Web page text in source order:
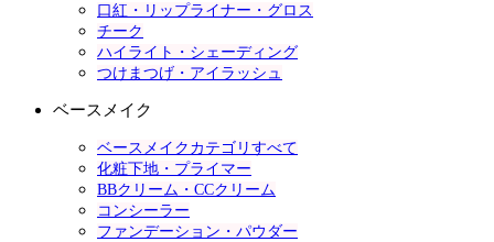
口紅・リップライナー・グロス
チーク
ハイライト・シェーディング
つけまつげ・アイラッシュ
ベースメイク
ベースメイクカテゴリすべて
化粧下地・プライマー
BBクリーム・CCクリーム
コンシーラー
ファンデーション・パウダー